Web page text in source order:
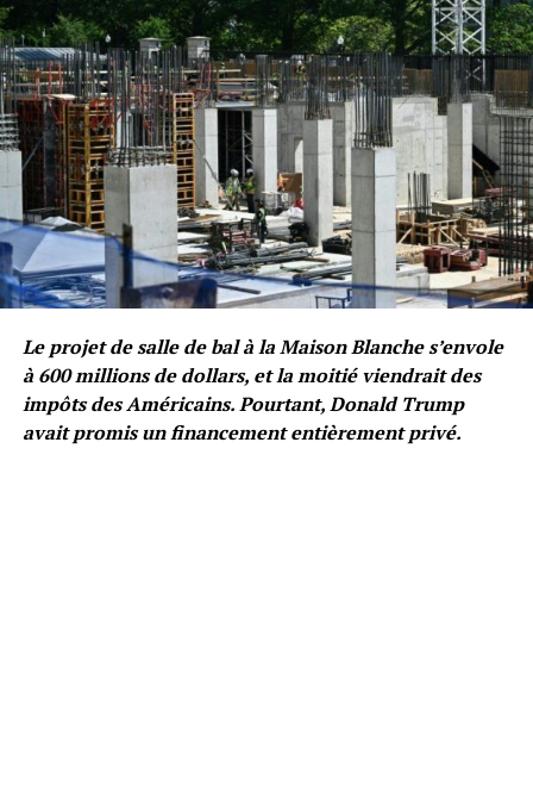
Le projet de salle de bal à la Maison Blanche s’envole
à 600 millions de dollars, et la moitié viendrait des
impôts des Américains. Pourtant, Donald Trump
avait promis un financement entièrement privé.